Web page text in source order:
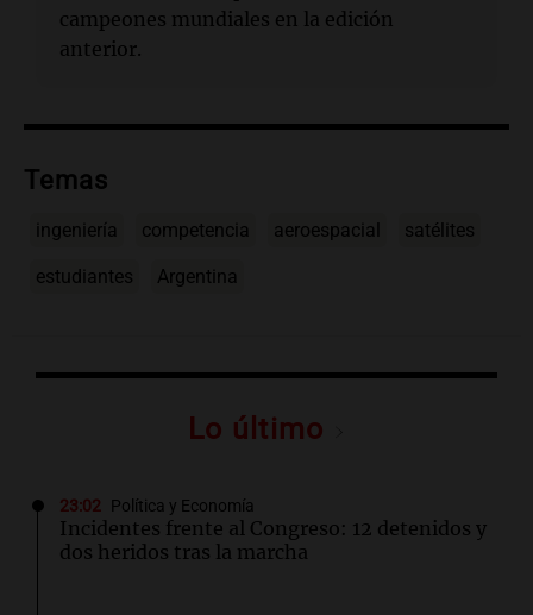
campeones mundiales en la edición
anterior.
Temas
ingeniería competencia aeroespacial satélites
estudiantes Argentina
Lo último
23:02 Política y Economía
Incidentes frente al Congreso: 12 detenidos y
dos heridos tras la marcha